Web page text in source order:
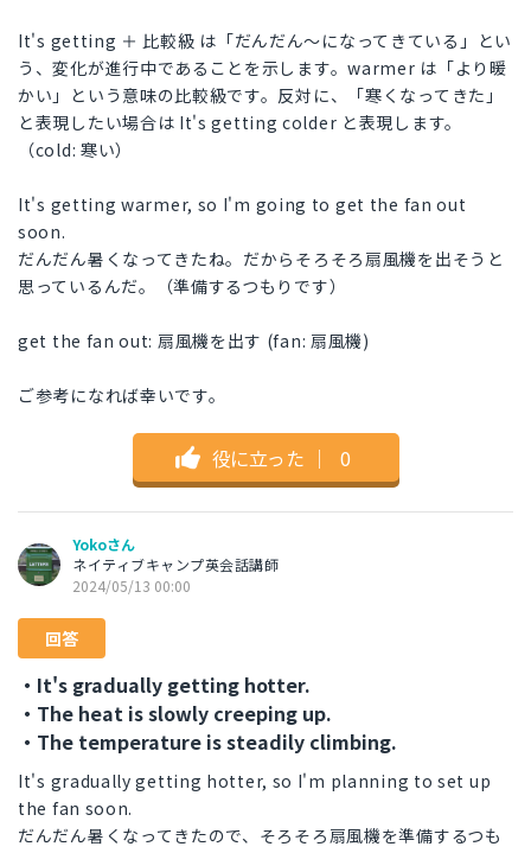
It's getting ＋ 比較級 は「だんだん〜になってきている」とい
う、変化が進行中であることを示します。warmer は「より暖
かい」という意味の比較級です。反対に、「寒くなってきた」
と表現したい場合は It's getting colder と表現します。
（cold: 寒い）
It's getting warmer, so I'm going to get the fan out
soon.
だんだん暑くなってきたね。だからそろそろ扇風機を出そうと
思っているんだ。（準備するつもりです）
get the fan out: 扇風機を出す (fan: 扇風機)
ご参考になれば幸いです。
役に立った ｜ 0
Yokoさん
ネイティブキャンプ英会話講師
2024/05/13 00:00
回答
・It's gradually getting hotter.
・The heat is slowly creeping up.
・The temperature is steadily climbing.
It's gradually getting hotter, so I'm planning to set up
the fan soon.
だんだん暑くなってきたので、そろそろ扇風機を準備するつも